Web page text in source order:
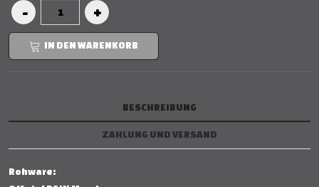
IN DEN WARENKORB
BESCHREIBUNG
ZAHLUNG UND VERSAND
Rohware: